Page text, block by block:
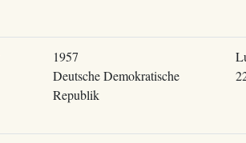
1957
Deutsche Demokratische
Republik